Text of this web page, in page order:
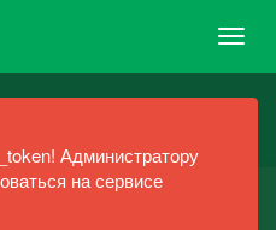
Администратору
на сервисе